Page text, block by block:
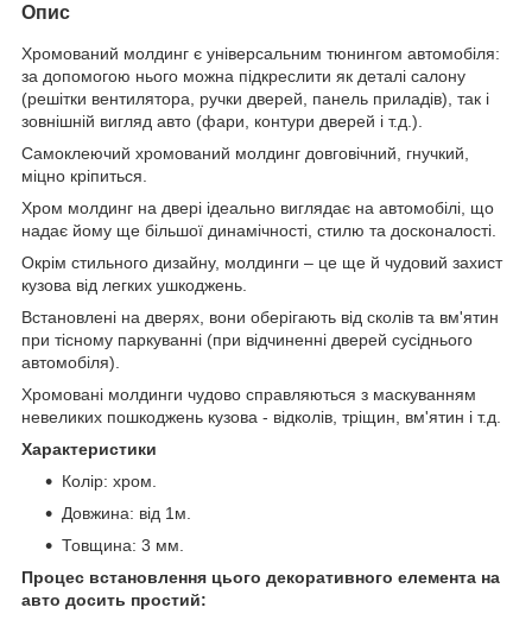
Опис
Хромований молдинг є універсальним тюнингом автомобіля:
за допомогою нього можна підкреслити як деталі салону
(решітки вентилятора, ручки дверей, панель приладів), так і
зовнішній вигляд авто (фари, контури дверей і т.д.).
Самоклеючий хромований молдинг довговічний, гнучкий,
міцно кріпиться.
Хром молдинг на двері ідеально виглядає на автомобілі, що
надає йому ще більшої динамічності, стилю та досконалості.
Окрім стильного дизайну, молдинги – це ще й чудовий захист
кузова від легких ушкоджень.
Встановлені на дверях, вони оберігають від сколів та вм'ятин
при тісному паркуванні (при відчиненні дверей сусіднього
автомобіля).
Хромовані молдинги чудово справляються з маскуванням
невеликих пошкоджень кузова - відколів, тріщин, вм'ятин і т.д.
Характеристики
Колір: хром.
Довжина: від 1м.
Товщина: 3 мм.
Процес встановлення цього декоративного елемента на
авто досить простий: